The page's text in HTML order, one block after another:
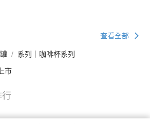
查看全部
系列｜咖啡杯系列
市
行